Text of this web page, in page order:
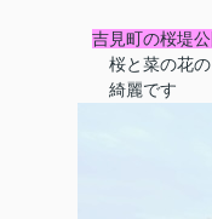
吉見町の桜堤公
桜と菜の花のコ
綺麗です